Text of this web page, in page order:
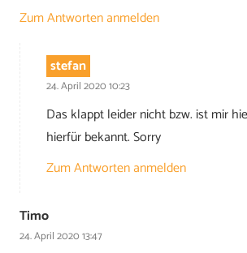
Zum Antworten anmelden
stefan
24. April 2020 10:23
Das klappt leider nicht bzw. ist mir
hierfür bekannt. Sorry
Zum Antworten anmelden
Timo
24. April 2020 13:47